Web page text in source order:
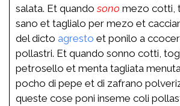
salata. Et quandosono mezo cotti,
sano et taglialo per mezo et
del dicto agresto et ponilo a
pollastri. Et quando sonno cotti,
petrosello et menta tagliata
pocho di pepe et di zafrano
queste cose poni inseme coli